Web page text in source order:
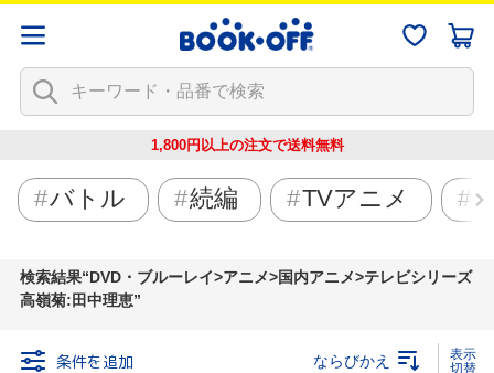
1,800円以上の注文で送料無料
バトル 続編 TVアニメ
検索結果 DVD・ブルーレイ>アニメ>国内アニメ>テレビシリーズ
高嶺菊:田中理恵
条件を追加 ならびかえ